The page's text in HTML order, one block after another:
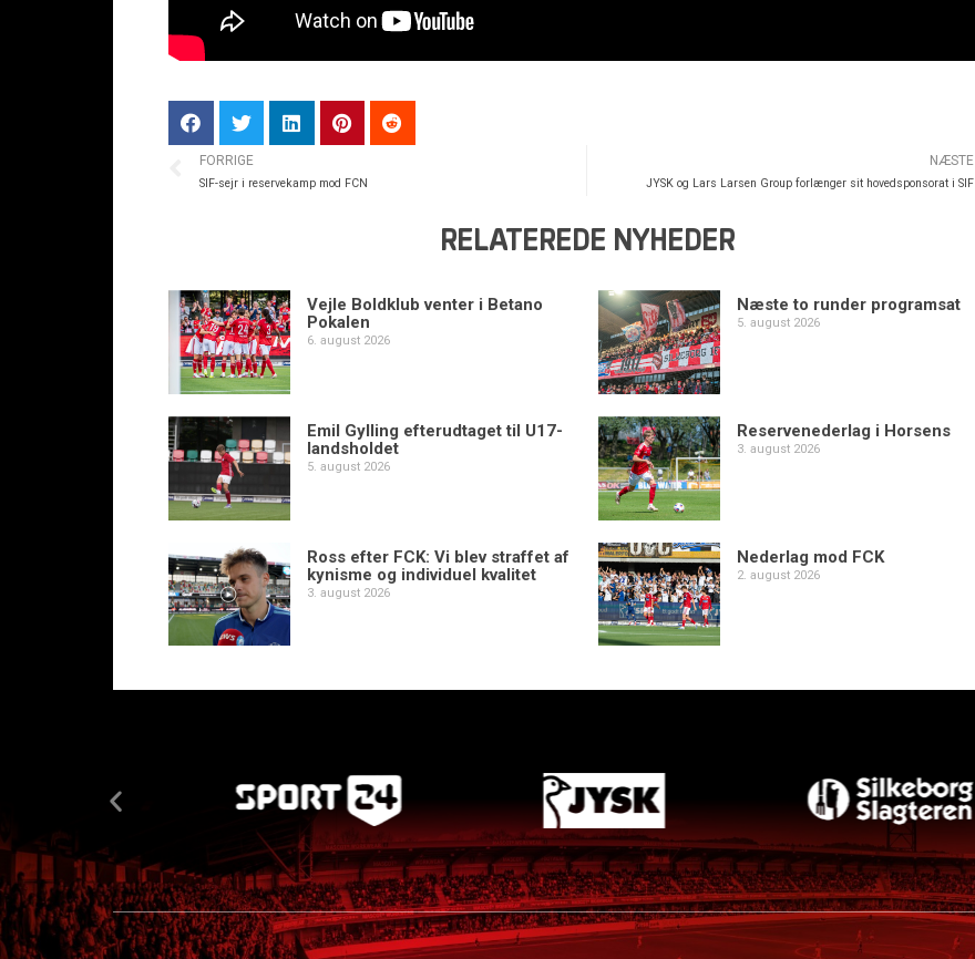
FORRIGE
SIF-sejr i reservekamp mod FCN
NÆSTE
JYSK og Lars Larsen Group forlænger sit hovedsponsorat i SIF
RELATEREDE NYHEDER
Vejle Boldklub venter i Betano
Pokalen
6. august 2026
Næste to runder programsat
5. august 2026
Emil Gylling efterudtaget til U17-
landsholdet
5. august 2026
Reservenederlag i Horsens
3. august 2026
Ross efter FCK: Vi blev straffet af
kynisme og individuel kvalitet
3. august 2026
Nederlag mod FCK
2. august 2026